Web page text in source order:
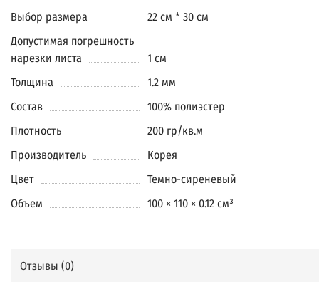
Выбор размера
22 см * 30 см
Допустимая погрешность
нарезки листа
1 см
Толщина
1.2 мм
Состав
100% полиэстер
Плотность
200 гр/кв.м
Производитель
Корея
Цвет
Темно-сиреневый
Объем
100 × 110 × 0.12 см³
Отзывы (0)